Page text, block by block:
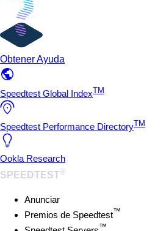
Obtener Ayuda
Speedtest Global Index TM
Speedtest Performance Directory TM
Ookla Research
SPEEDTEST®
Anunciar
Premios de Speedtest™
™